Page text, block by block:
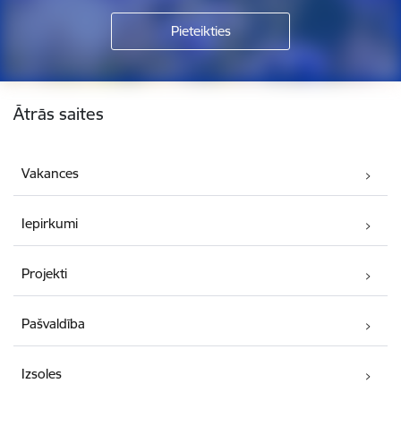
Kājene
Ātrās saites
Vakances
Iepirkumi
Projekti
Pašvaldība
Izsoles